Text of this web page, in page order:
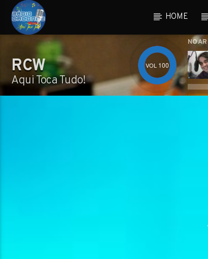
HOME
RCW
Aqui Toca Tudo!
100
NO AR